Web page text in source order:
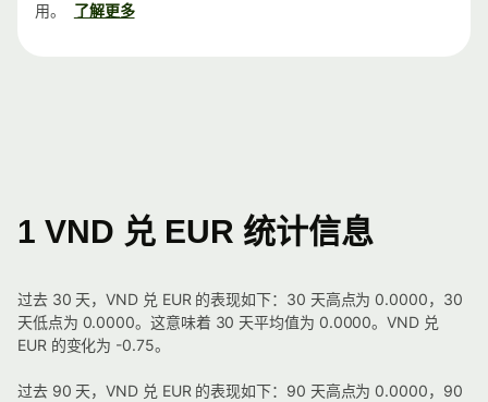
用。
了解更多
1 VND 兑 EUR 统计信息
过去 30 天，VND 兑 EUR 的表现如下：30 天高点为 0.0000，30
天低点为 0.0000。这意味着 30 天平均值为 0.0000。VND 兑
EUR 的变化为 -0.75。
过去 90 天，VND 兑 EUR 的表现如下：90 天高点为 0.0000，90